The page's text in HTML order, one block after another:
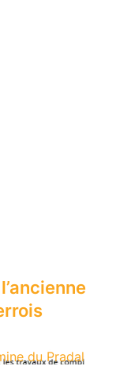
du Pradal